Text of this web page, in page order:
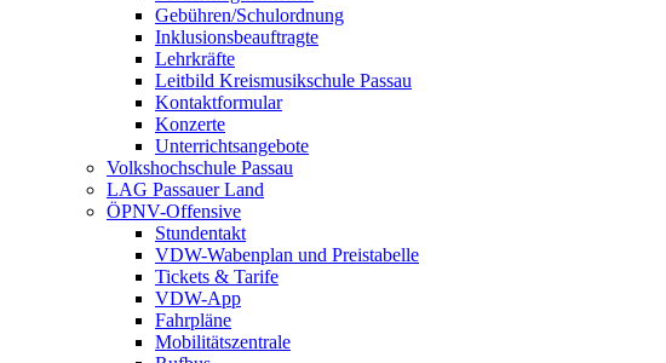
Gebühren/Schulordnung
Inklusionsbeauftragte
Lehrkräfte
Leitbild Kreismusikschule Passau
Kontaktformular
Konzerte
Unterrichtsangebote
Volkshochschule Passau
LAG Passauer Land
ÖPNV-Offensive
Stundentakt
VDW-Wabenplan und Preistabelle
Tickets & Tarife
VDW-App
Fahrpläne
Mobilitätszentrale